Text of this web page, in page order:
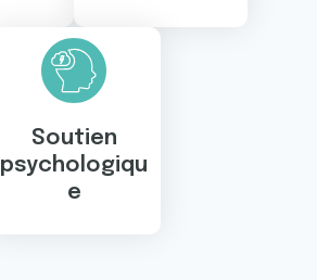
Soutien
psychologiqu
e